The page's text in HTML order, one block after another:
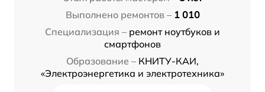
Выполнено ремонтов – 1 010
Специализация – ремонт ноутбуков и
смартфонов
Образование – КНИТУ-КАИ,
«Электроэнергетика и электротехника»